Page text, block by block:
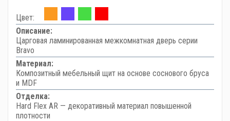
Цвет:
Описание:
Царговая ламинированная межкомнатная дверь серии
Bravo
Материал:
Композитный мебельный щит на основе соснового бруса
и MDF
Отделка:
Hard Flex AR — декоративный материал повышенной
плотности